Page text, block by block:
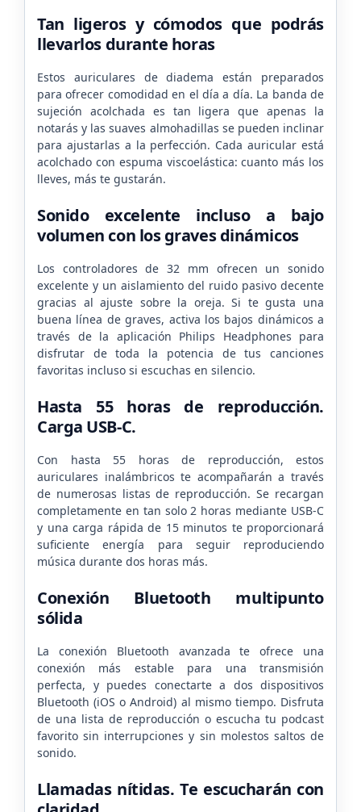
Tan ligeros y cómodos que podrás
llevarlos durante horas
Estos auriculares de diadema están preparados
para ofrecer comodidad en el día a día. La banda de
sujeción acolchada es tan ligera que apenas la
notarás y las suaves almohadillas se pueden inclinar
para ajustarlas a la perfección. Cada auricular está
acolchado con espuma viscoelástica: cuanto más los
lleves, más te gustarán.
Sonido excelente incluso a bajo
volumen con los graves dinámicos
Los controladores de 32 mm ofrecen un sonido
excelente y un aislamiento del ruido pasivo decente
gracias al ajuste sobre la oreja. Si te gusta una
buena línea de graves, activa los bajos dinámicos a
través de la aplicación Philips Headphones para
disfrutar de toda la potencia de tus canciones
favoritas incluso si escuchas en silencio.
Hasta 55 horas de reproducción.
Carga USB-C.
Con hasta 55 horas de reproducción, estos
auriculares inalámbricos te acompañarán a través
de numerosas listas de reproducción. Se recargan
completamente en tan solo 2 horas mediante USB-C
y una carga rápida de 15 minutos te proporcionará
suficiente energía para seguir reproduciendo
música durante dos horas más.
Conexión Bluetooth multipunto
sólida
La conexión Bluetooth avanzada te ofrece una
conexión más estable para una transmisión
perfecta, y puedes conectarte a dos dispositivos
Bluetooth (iOS o Android) al mismo tiempo. Disfruta
de una lista de reproducción o escucha tu podcast
favorito sin interrupciones y sin molestos saltos de
sonido.
Llamadas nítidas. Te escucharán con